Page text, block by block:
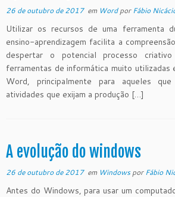
26 de outubro de 2017em WordporFábio
Utilizar os recursos de uma ferramenta
ensino-aprendizagem facilita a
despertar o potencial processo
ferramentas de informática muito utilizadas
Word, principalmente para aqueles
atividades que exijam a produção […]
A evolução do windows
26 de outubro de 2017em WindowsporFábio
Antes do Windows, para usar um